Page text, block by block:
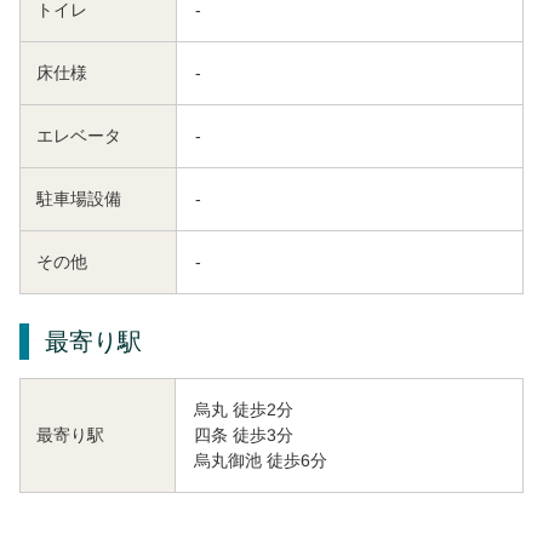
トイレ -
床仕様 -
エレベータ -
駐車場設備 -
その他 -
最寄り駅
最寄り駅
烏丸 徒歩2分
四条 徒歩3分
烏丸御池 徒歩6分